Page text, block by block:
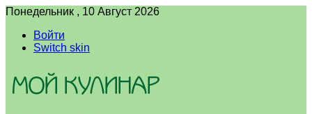
Понедельник , 10 Август 2026
Войти
Switch skin